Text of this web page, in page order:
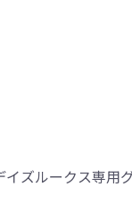
ズルークス専用